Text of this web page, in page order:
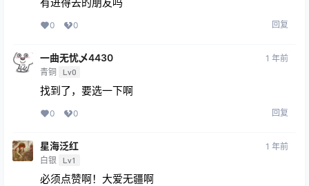
0 0 回复
一曲无忧乄4430
青铜 Lv0
1 年前
找到了，要选一下啊
0 0 回复
星海泛红
白银 Lv1
1 年前
必须点赞啊！大爱无疆啊